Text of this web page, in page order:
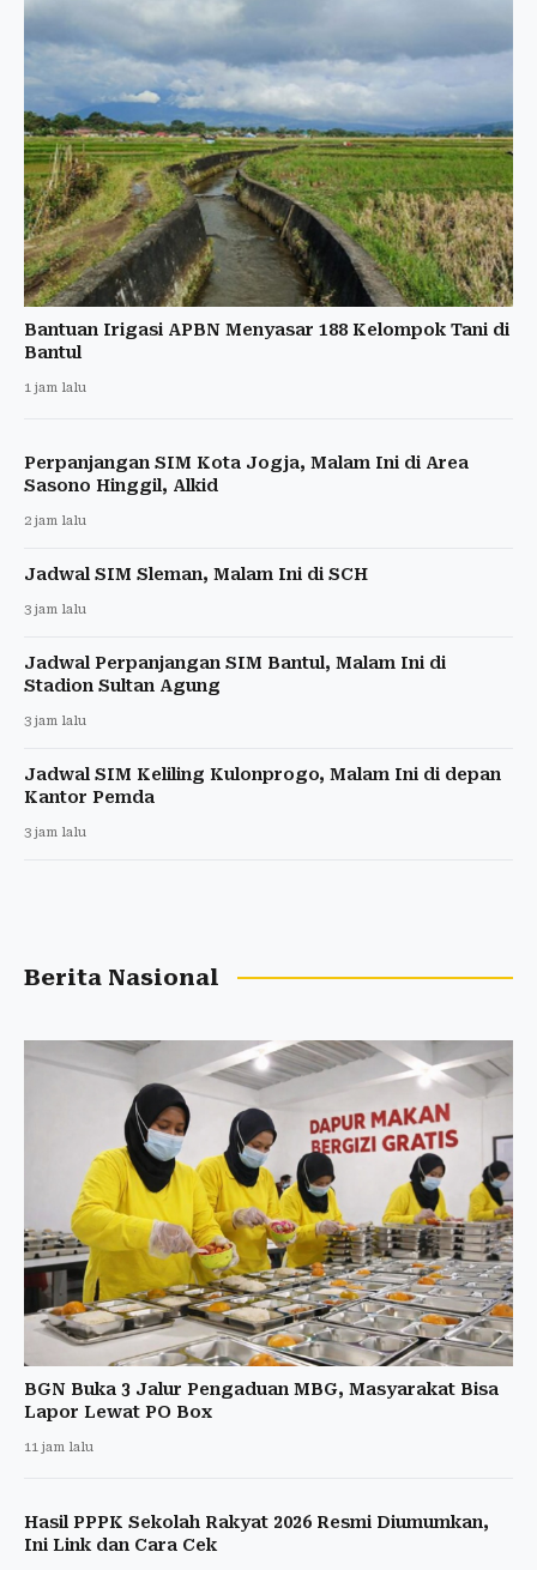
Bantuan Irigasi APBN Menyasar 188 Kelompok Tani di
Bantul
1 jam lalu
Perpanjangan SIM Kota Jogja, Malam Ini di Area
Sasono Hinggil, Alkid
2 jam lalu
Jadwal SIM Sleman, Malam Ini di SCH
3 jam lalu
Jadwal Perpanjangan SIM Bantul, Malam Ini di
Stadion Sultan Agung
3 jam lalu
Jadwal SIM Keliling Kulonprogo, Malam Ini di depan
Kantor Pemda
3 jam lalu
Berita Nasional
BGN Buka 3 Jalur Pengaduan MBG, Masyarakat Bisa
Lapor Lewat PO Box
11 jam lalu
Hasil PPPK Sekolah Rakyat 2026 Resmi Diumumkan,
Ini Link dan Cara Cek